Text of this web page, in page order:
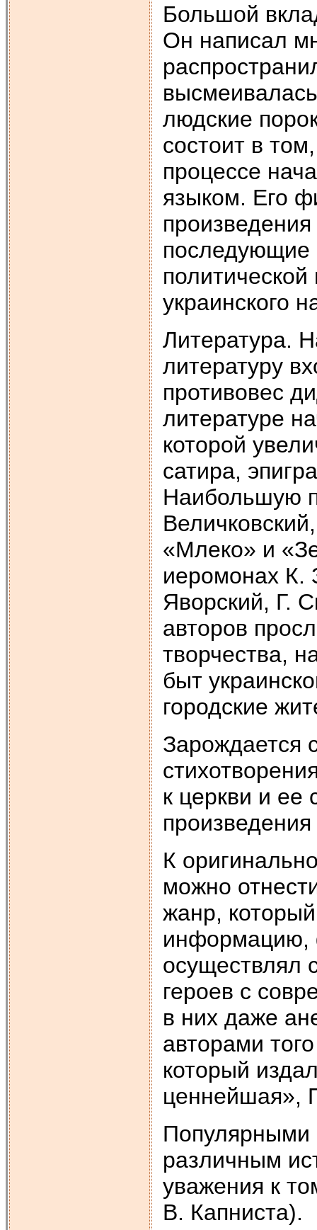
Большой
Он написал
людские
состоит в
процессе
языком. Его
последующие
украинского
Литература.
литературу
противовес
литературе
которой
сатира,
Наибольшую
«Млеко» и
иеромонах К.
Яворский, Г.
авторов
творчества,
быт
городские
Зарождается
к церкви и
К
можно
жанр,
информацию,
осуществлял
героев с
в них даже
авторами
который
ценнейшая»,
Популярными
различным
уважения к
В. Капниста).